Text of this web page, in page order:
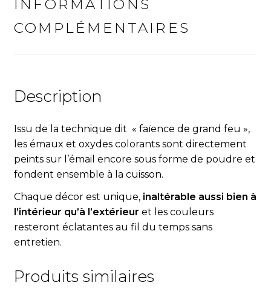
INFORMATIONS
COMPLÉMENTAIRES
Description
Issu de la technique dit « faïence de grand feu »,
les émaux et oxydes colorants sont directement
peints sur l’émail encore sous forme de poudre et
fondent ensemble à la cuisson.
Chaque décor est unique, inaltérable aussi bien à
l’intérieur qu’à l’extérieur et les couleurs
resteront éclatantes au fil du temps sans
entretien.
Produits similaires